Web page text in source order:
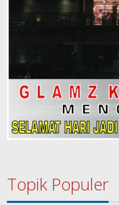
Topik Populer